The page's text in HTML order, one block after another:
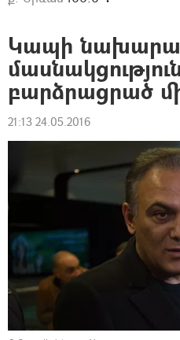
Կապի
բարձրացրած
21:13 24.05.2016